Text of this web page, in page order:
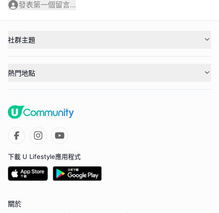
發表第一個留言...
社群主題
熱門地點
下載 U Lifestyle應用程式
關於